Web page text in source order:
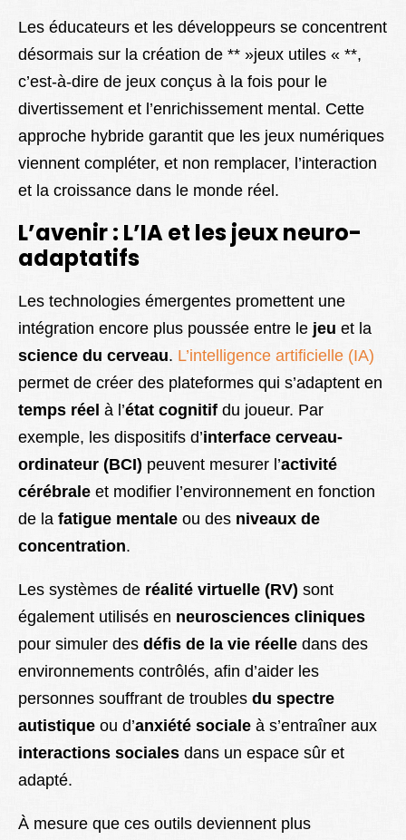
Les éducateurs et les développeurs se concentrent
désormais sur la création de ** »jeux utiles « **,
c’est-à-dire de jeux conçus à la fois pour le
divertissement et l’enrichissement mental. Cette
approche hybride garantit que les jeux numériques
viennent compléter, et non remplacer, l’interaction
et la croissance dans le monde réel.
L’avenir : L’IA et les jeux neuro-
adaptatifs
Les technologies émergentes promettent une
intégration encore plus poussée entre le jeu et la
science du cerveau. L’intelligence artificielle (IA)
permet de créer des plateformes qui s’adaptent en
temps réel à l’état cognitif du joueur. Par
exemple, les dispositifs d’interface cerveau-
ordinateur (BCI) peuvent mesurer l’activité
cérébrale et modifier l’environnement en fonction
de la fatigue mentale ou des niveaux de
concentration.
Les systèmes de réalité virtuelle (RV) sont
également utilisés en neurosciences cliniques
pour simuler des défis de la vie réelle dans des
environnements contrôlés, afin d’aider les
personnes souffrant de troubles du spectre
autistique ou d’anxiété sociale à s’entraîner aux
interactions sociales dans un espace sûr et
adapté.
À mesure que ces outils deviennent plus